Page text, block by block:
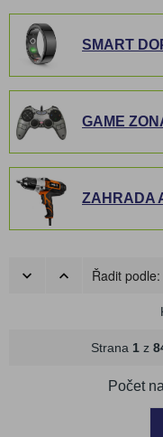
SMART
GAME
ZAHRADA
Řadit podle:
Strana 1z
Počet